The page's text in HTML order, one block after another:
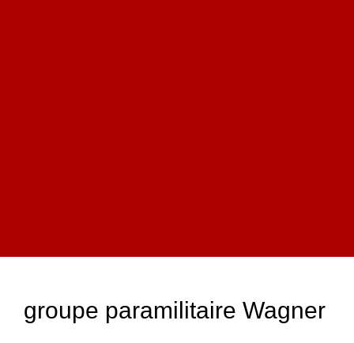
groupe paramilitaire Wagner